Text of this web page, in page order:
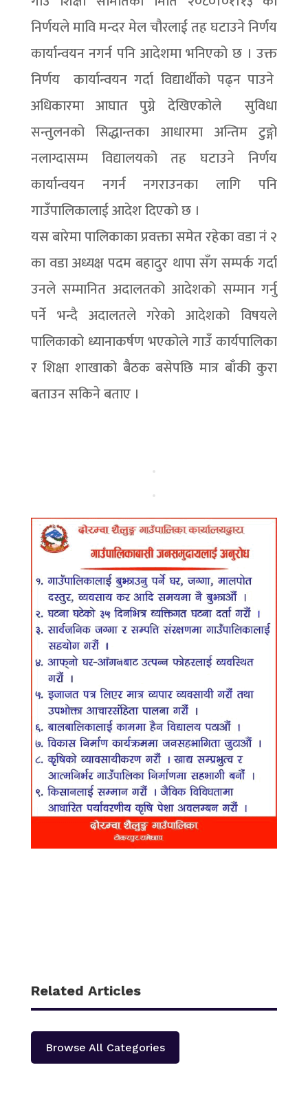
निर्णयले मावि मन्दर मेल चौरलाई तह घटाउने निर्णय
कार्यान्वयन नगर्न पनि आदेशमा भनिएको छ । उक्त
निर्णय कार्यान्वयन गर्दा विद्यार्थीको पढ्न पाउने
अधिकारमा आघात पुग्ने देखिएकोले सुविधा
सन्तुलनको सिद्धान्तका आधारमा अन्तिम टुङ्गो
नलाग्दासम्म विद्यालयको तह घटाउने निर्णय
कार्यान्वयन नगर्न नगराउनका लागि पनि
गाउँपालिकालाई आदेश दिएको छ ।
यस बारेमा पालिकाका प्रवक्ता समेत रहेका वडा नं २
का वडा अध्यक्ष पदम बहादुर थापा सँग सम्पर्क गर्दा
उनले सम्मानित अदालतको आदेशको सम्मान गर्नु
पर्ने भन्दै अदालतले गरेको आदेशको विषयले
पालिकाको ध्यानाकर्षण भएकोले गाउँ कार्यपालिका
र शिक्षा शाखाको बैठक बसेपछि मात्र बाँकी कुरा
बताउन सकिने बताए ।
Related Articles
Browse All Categories